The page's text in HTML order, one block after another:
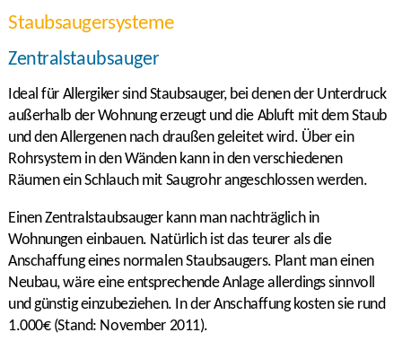
Staubsaugersysteme
Zentralstaubsauger
Ideal für Allergiker sind Staubsauger, bei denen der Unterdruck
außerhalb der Wohnung erzeugt und die Abluft mit dem Staub
und den Allergenen nach draußen geleitet wird. Über ein
Rohrsystem in den Wänden kann in den verschiedenen
Räumen ein Schlauch mit Saugrohr angeschlossen werden.
Einen Zentralstaubsauger kann man nachträglich in
Wohnungen einbauen. Natürlich ist das teurer als die
Anschaffung eines normalen Staubsaugers. Plant man einen
Neubau, wäre eine entsprechende Anlage allerdings sinnvoll
und günstig einzubeziehen. In der Anschaffung kosten sie rund
1.000€ (Stand: November 2011).